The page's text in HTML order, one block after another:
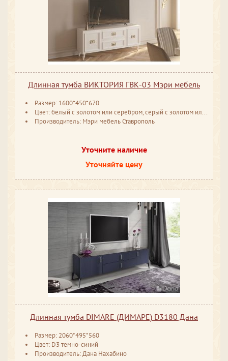
Длинная тумба ВИКТОРИЯ ГВК-03 Мэри мебель
Размер: 1600*450*670
Цвет: белый с золотом или серебром, серый с золотом или серебром
Производитель: Мэри мебель Ставрополь
Уточните наличие
Уточняйте цену
Длинная тумба DIMARE (ДИМАРЕ) D3180 Дана
Размер: 2060*495*560
Цвет: D3 темно-синий
Производитель: Дана Нахабино